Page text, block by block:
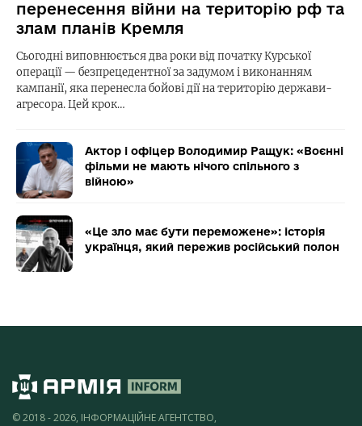
перенесення війни на територію рф та
злам планів Кремля
Сьогодні виповнюється два роки від початку Курської
операції — безпрецедентної за задумом і виконанням
кампанії, яка перенесла бойові дії на територію держави-
агресора. Цей крок…
Актор і офіцер Володимир Ращук: «Воєнні
фільми не мають нічого спільного з
війною»
«Це зло має бути переможене»: історія
українця, який пережив російський полон
© 2018 - 2026, ІНФОРМАЦІЙНЕ АГЕНТСТВО,